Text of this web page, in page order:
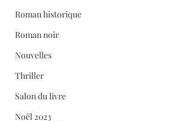
Roman historique
Roman noir
Nouvelles
Thriller
Salon du livre
Noël 2023